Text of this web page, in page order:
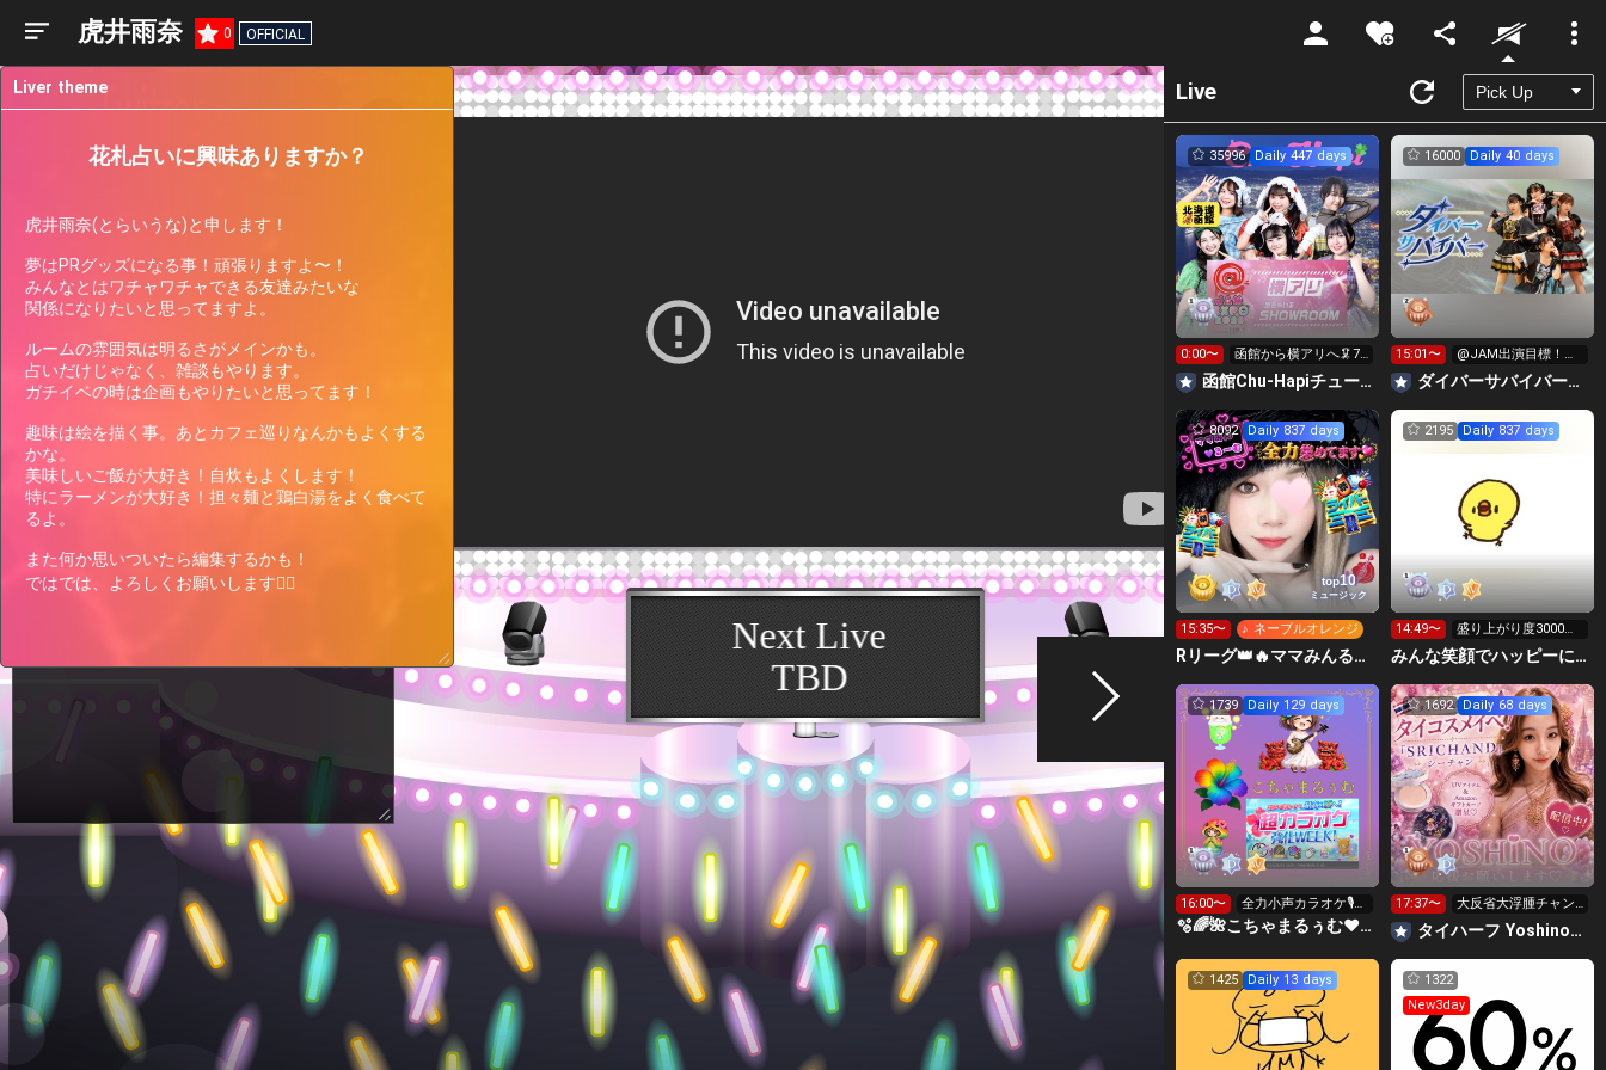
虎井雨奈 0 OFFICIAL
Unmute
Current
Participating
Events
Past
Events
Support
Gauge
There are no events the streamer
is currently participating in.
will be displayed on this page.
Liver theme
花札占いに興味ありますか？
虎井雨奈(とらいうな)と申します！
夢はPRグッズになる事！頑張りますよ〜！
みんなとはワチャワチャできる友達みたいな
関係になりたいと思ってますよ。
ルームの雰囲気は明るさがメインかも。
占いだけじゃなく、雑談もやります。
ガチイベの時は企画もやりたいと思ってます！
趣味は絵を描く事。あとカフェ巡りなんかもよくする
かな。
美味しいご飯が大好き！自炊もよくします！
特にラーメンが大好き！担々麺と鶏白湯をよく食べて
るよ。
また何か思いついたら編集するかも！
ではでは、よろしくお願いします🙇‍♀️
Live
35996 Daily 447 days
0:00〜
函館から横アリへ🦑7
時までに330万pt目標 函館Chu-Hapiチューハピ🌈
16000 Daily 40 days
15:01〜
@JAM出演目標！イ
ベ挑戦中元気になり
たい人集合
‪ダイバーサバイバー【公式】
top10
ミュージック
8092 Daily 837 days
15:35〜 ♪ ネーブルオレンジ
Rリーグ👑🔥ママみんるーむ💁‍♀️💜
2195 Daily 837 days
14:49〜
盛り上がり度3000行
くか力尽きるまで٩(>
ω<*
みんな笑顔でハッピーに🐕‍🦺😇はこおＣぃぃｅｅｅルーム.
1739 Daily 129 days
16:00〜
全力小声カラオケ🎙️1
wで333曲目標🎶✨️
🫧🌈🌺こちゃまるぅむ❤☀️🪕育児中️🪄7周年🫧
1692 Daily 68 days
17:37〜
大反省大浮腫チャン
ネル😭
タイハーフ Yoshino‪🧡‬‪🍍タイコスメイベ🇹🇭💄
1425 Daily 13 days
1322
New3day